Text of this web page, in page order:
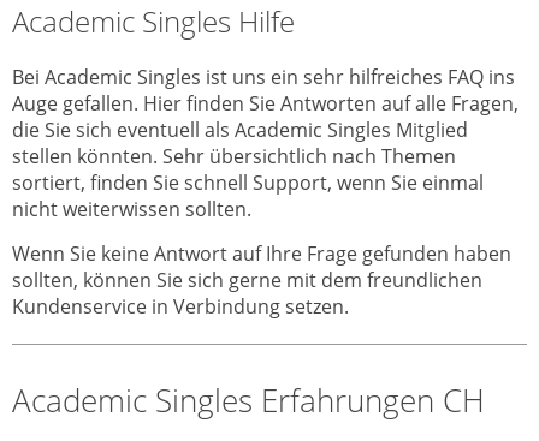
Academic Singles Hilfe
Bei Academic Singles ist uns ein sehr hilfreiches FAQ ins
Auge gefallen. Hier finden Sie Antworten auf alle Fragen,
die Sie sich eventuell als Academic Singles Mitglied
stellen könnten. Sehr übersichtlich nach Themen
sortiert, finden Sie schnell Support, wenn Sie einmal
nicht weiterwissen sollten.
Wenn Sie keine Antwort auf Ihre Frage gefunden haben
sollten, können Sie sich gerne mit dem freundlichen
Kundenservice in Verbindung setzen.
Academic Singles Erfahrungen CH